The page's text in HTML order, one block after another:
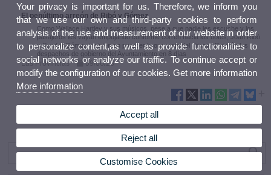
El penúltimo arreón de Ribó y Gómez
Como Wallace Hartley y sus músicos, pese a que nadie les escuche y los
pasajeros les vayan empujando conforme corren hacia los botes, Joan Ribó
y Sandra Gómez insisten en parecer la orquesta del Titanic. Dejarán los
despachos de gobierno del Ayuntamiento en 8 días
Las Provincias 09/06/23
Your privacy is important for us. Therefore, we inform you
that we use our own and third-party cookies to perform
analysis of the use and measurement of our website in order
to personalize content,as well as provide functionalities to
social networks or analyze our traffic. To continue accept or
modify the configuration of our cookies. Get more information
More information
Accept all
Reject all
Customise Cookies